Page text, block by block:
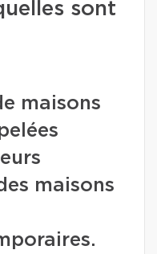
sont
maisons
maisons